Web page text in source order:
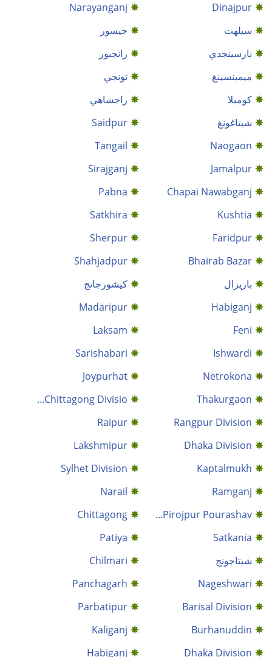
Dinajpur
Narayanganj
سيلهت
جيسور
نارسينجدي
رانجبور
ميمينسينغ
تونجي
كوميلا
راجشاهي
شيتاغونغ
Saidpur
Naogaon
Tangail
Jamalpur
Sirajganj
Chapai Nawabganj
Pabna
Kushtia
Satkhira
Faridpur
Sherpur
Bhairab Bazar
Shahjadpur
باريزال
كيشورجانج
Habiganj
Madaripur
Feni
Laksam
Ishwardi
Sarishabari
Netrokona
Joypurhat
Thakurgaon
Chittagong Divisio...
Rangpur Division
Raipur
Dhaka Division
Lakshmipur
Kaptalmukh
Sylhet Division
Ramganj
Narail
Pirojpur Pourashav...
Chittagong
Satkania
Patiya
شيتاجونج
Chilmari
Nageshwari
Panchagarh
Barisal Division
Parbatipur
Burhanuddin
Kaliganj
Dhaka Division
Habiganj